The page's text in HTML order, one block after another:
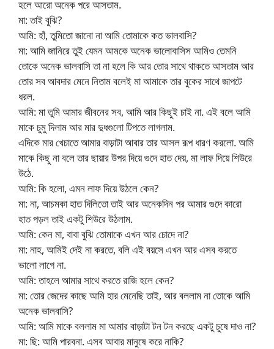
হলে আরো অনেক পরে আসতাম.
মা: তাই বুঝি?
আমি: হাঁ, তুমিতো জানো না আমি তোমাকে কত ভালবাসি?
মা: আমি জানিরে তুই যেমন আমকে অনেক ভালোবাসিস আমিও তেমনি
তোকে অনেক ভালবাসি তা না হলে কি আর তোর সাথে থাকতে আসতাম আর
তোর সব আবদার মেনে নিতাম বলেই মা আমাকে তার বুকের সাথে জাপটে
ধরল.
আমি: মা তুমি আমার জীবনের সব, আমি আর কিছুই চাই না. এই বলে আমি
মাকে চুমু দিলাম আর মার দুধগুলো টিপতে লাগলাম.
এদিকে মার খেচাতে আমার বাড়াটা আবার তার আসল রূপ ধারণ করলো. আমি
মাকে কিছু না বলে তার ছায়ার উপর দিয়ে গুদে হাত দেয়, মা লাফ দিয়ে শিউরে
উঠে.
আমি: কি হলো, এমন লাফ দিয়ে উঠলে কেন?
মা: না, আচমকা হাত দিলিতো তাই আর অনেকদিন পর আমার গুদে কারো
হাত পড়ল তাই একটু শিউরে উঠলাম.
আমি: কেন মা, বাবা বুঝি তোমাকে এখন আর চোদে না?
মা: নাহ, আমিই দেই না করতে, বলি এই বয়সে এখন আর এসব করতে
ভালো লাগে না.
আমি: তাহলে আমার সাথে করতে রাজি হলে কেন?
মা: তোর জেদের কাছে আমি হার মেনেছি তাই, আর বললাম না তোকে আমি
অনেক ভালবাসি?
আমি: আমি মাকে বললাম মা আমার বাড়াটা টন টন করছে একটু চুষে দাও না?
মা: ছি: আমি পারবনা. এসব আবার মানুষে করে নাকি?